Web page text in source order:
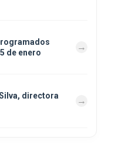
de enero
directora